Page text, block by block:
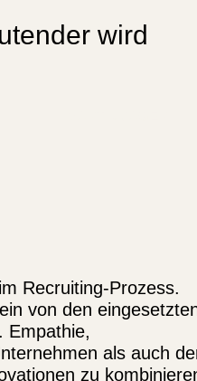
wird
Recruiting-Prozess.
von den
Empathie,
als auch
zu